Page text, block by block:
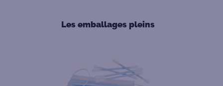
Les emballages pleins